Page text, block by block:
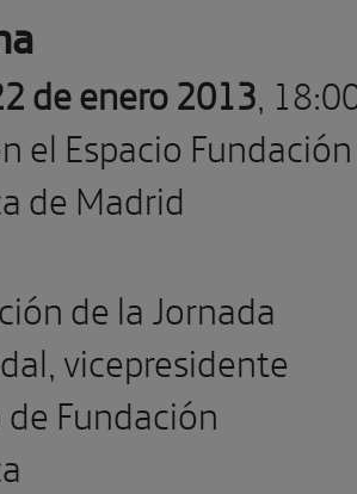
de enero 2013,
el Espacio Fundación
de Madrid
de la Jornada
vicepresidente
Fundación